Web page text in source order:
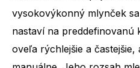
vysokovýkonný mlynček
nastaví na preddefinovanú
oveľa rýchlejšie a